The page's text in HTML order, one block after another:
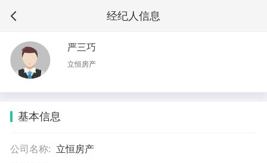
经纪人信息
严三巧
立恒房产
基本信息
公司名称:
立恒房产